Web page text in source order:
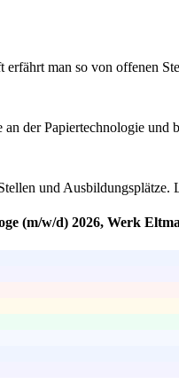
man so von offenen
der Papiertechnologie
und Ausbildungsplätze.
(m/w/d) 2026, Werk